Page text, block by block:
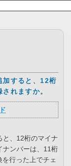
すると、12桁
れますか。
と、12桁のマイナ
ナンバーは、11桁
行った上でチェ